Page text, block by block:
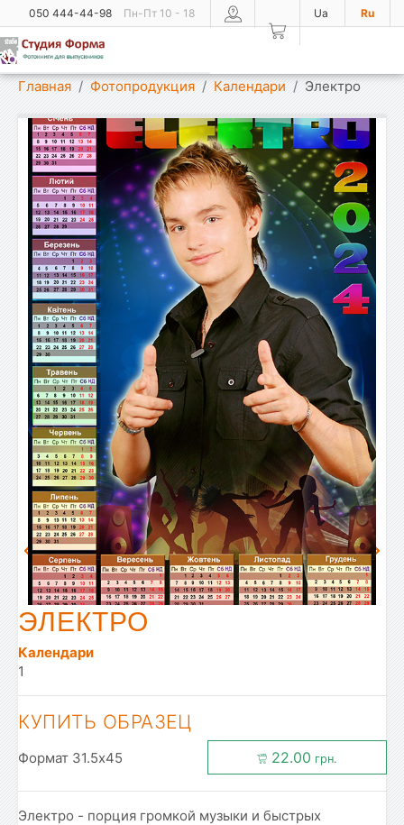
Ua Ru
050 444-44-98 Пн-Пт 10 - 18
Показать меню
Главная Фотопродукция Календари Электро
ЭЛЕКТРО
Календари
1
КУПИТЬ ОБРАЗЕЦ
Формат 31.5x45 22.00 грн.
Электро - порция громкой музыки и быстрых